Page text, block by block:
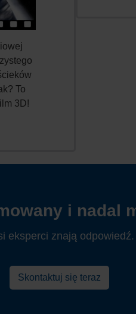
To
3D!
i nadal
eksperci znają odpowiedź.
Skontaktuj się teraz